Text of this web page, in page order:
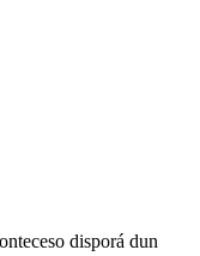
disporá dun